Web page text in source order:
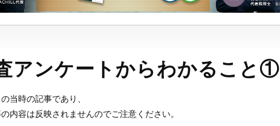
アンケートからわかること①
当時の記事であり、
内容は反映されませんのでご注意ください。